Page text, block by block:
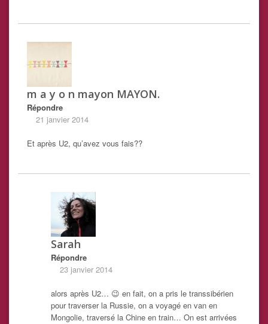
m a y o n mayon MAYON.
Répondre
21 janvier 2014
Et après U2, qu’avez vous fais??
Sarah
Répondre
23 janvier 2014
alors après U2… 😉 en fait, on a pris le transsibérien
pour traverser la Russie, on a voyagé en van en
Mongolie, traversé la Chine en train… On est arrivées